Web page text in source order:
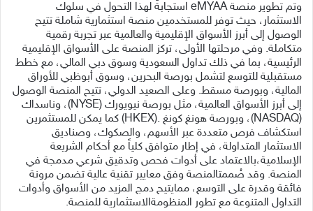
وتم تطوير منصةeMYAA
استجابةً لهذا التحول في سلوك
الاستثمار، حيث توفر للمستخدمين منصة استثمارية شاملة تتيح
الوصول إلى أبرز الأسواق الإقليمية والعالمية عبر تجربة رقمية
متكاملة. وفي مرحلتها الأولى، تركز المنصة على الأسواق الإقليمية
الرئيسية، بما في ذلك تداول السعودية وسوق دبي المالي، مع خطط
مستقبلية للتوسع لتشمل بورصة البحرين، وسوق أبوظبي للأوراق
المالية، وبورصة مسقط. وعلى الصعيد الدولي، تتيح المنصة الوصول
إلى أبرز الأسواق العالمية، مثل بورصة نيويورك (NYSE)
، وناسداك
(NASDAQ)
، وبورصة هونغ كونغ .
(HKEX)
كما يمكن للمستثمرين
استكشاف فرص متعددة عبر الأسهم، والصكوك، وصناديق
الاستثمار المتداولة، في إطار متوافق كلياً مع أحكام الشريعة
الإسلامية،بالاعتماد على أدوات فحص وتدقيق شرعي مدمجة في
المنصة. وقد صُممتالمنصة وفق معايير تقنية عالية تضمن مرونة
فائقة وقدرة على التوسع، ممايتيح دمج المزيد من الأسواق وأدوات
التداول المتنوعة مع تطور المنظومةالاستثمارية للمنصة.